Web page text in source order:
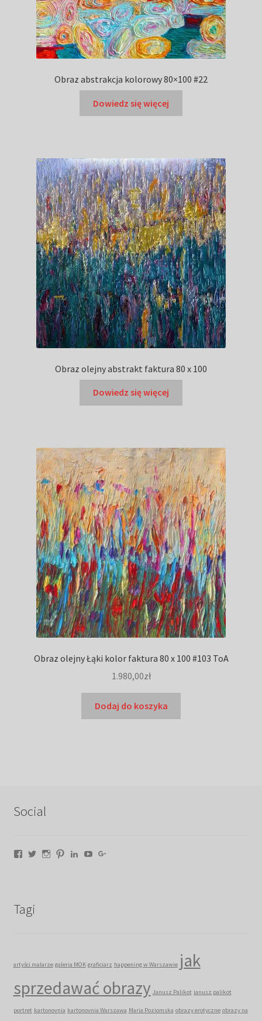
Obraz abstrakcja kolorowy 80×100 #22
Dowiedz się więcej
Obraz olejny abstrakt faktura 80 x 100
Dowiedz się więcej
Obraz olejny Łąki kolor faktura 80 x 100 #103 ToA
1.980,00zł
Dodaj do koszyka
Social
Facebook
TwitterInstagram
PinterestLinkedIn
YouTube
Tagi
artyści malarze galeria MOK graficiarz happening w Warszawie jak
sprzedawać obrazy Janusz Palikot janusz palikot
portret kartonovnia kartonovnia Warszawa Maria Poziomska obrazy erotyczne obrazy na